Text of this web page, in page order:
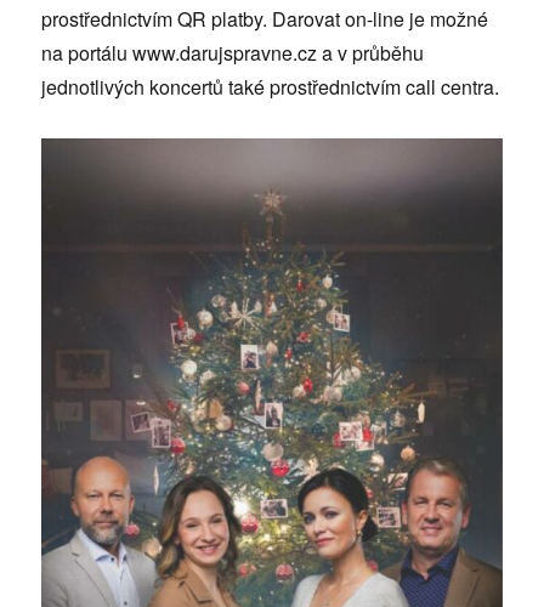
prostřednictvím QR platby. Darovat on-line je možné
na portálu www.darujspravne.cz a v průběhu
jednotlivých koncertů také prostřednictvím call centra.